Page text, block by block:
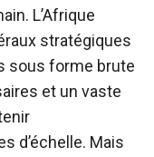
L’Afrique
stratégiques
sous forme brute
et un vaste
d’échelle. Mais